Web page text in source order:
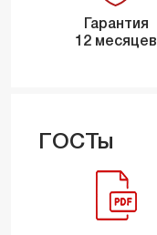
Гарантия
12 месяцев
ГОСТы